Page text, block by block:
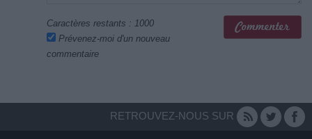
Caractères restants : 1000
Prévenez-moi d'un nouveau
commentaire
RETROUVEZ-NOUS SUR